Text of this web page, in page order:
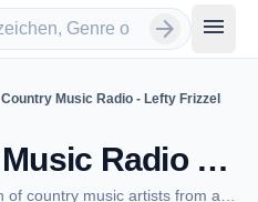
arrow_forward menu
Country Music Radio - Lefty Frizzel
Country Music Radio - Lefty Frizzel - Dubai